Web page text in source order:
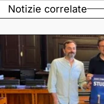
Notizie correlate